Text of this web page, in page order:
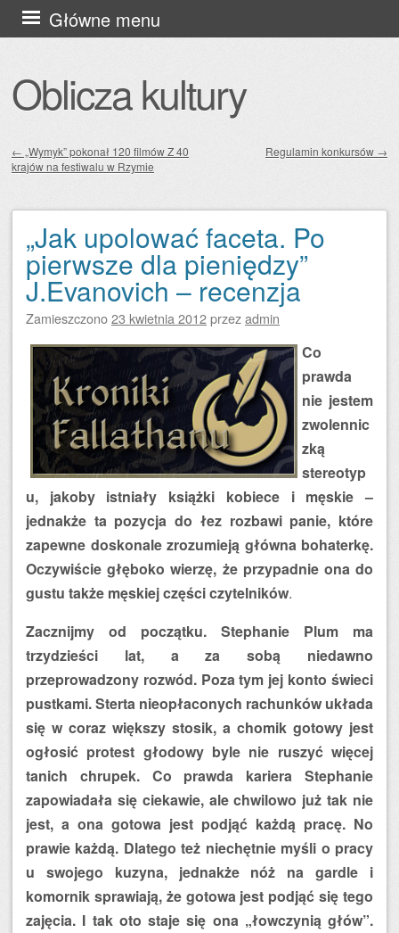
Oblicza kultury
Główne menu
Przejdź
do
Zobacz wpisy
← „Wymyk” pokonał 120 filmów Z 40
krajów na festiwalu w Rzymie
Regulamin konkursów →
„Jak upolować faceta. Po
pierwsze dla pieniędzy”
J.Evanovich – recenzja
Zamieszczono23 kwietnia 2012przezadmin
Co
prawda
nie jestem
zwolennic
zką
stereotyp
u, jakoby istniały książki kobiece i męskie –
jednakże ta pozycja do łez rozbawi panie, które
zapewne doskonale zrozumieją główna bohaterkę.
Oczywiście głęboko wierzę, że przypadnie ona do
gustu także męskiej części czytelników.
Zacznijmy od początku. Stephanie Plum ma
trzydzieści lat, a za sobą niedawno
przeprowadzony rozwód. Poza tym jej konto świeci
pustkami. Sterta nieopłaconych rachunków układa
się w coraz większy stosik, a chomik gotowy jest
ogłosić protest głodowy byle nie ruszyć więcej
tanich chrupek. Co prawda kariera Stephanie
zapowiadała się ciekawie, ale chwilowo już tak nie
jest, a ona gotowa jest podjąć każdą pracę. No
prawie każdą. Dlatego też niechętnie myśli o pracy
u swojego kuzyna, jednakże nóż na gardle i
komornik sprawiają, że gotowa jest podjąć się tego
zajęcia. I tak oto staje się ona „łowczynią głów”.